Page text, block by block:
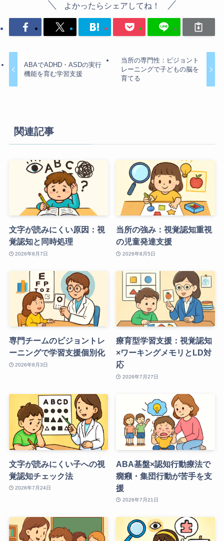
よかったらシェアしてね！
ABAでADHD・ASDの実行
機能を育む学習支援
当所の専門性：ビジョント
レーニングで子どもの脳を
育てる
関連記事
文字が読みにくい原因：視
覚認知と同時処理
2026年8月7日
当所の強み：視覚認知重視
の児童発達支援
2026年8月5日
専門チームのビジョントレ
ーニングで学習支援個別化
2026年8月3日
療育型学習支援：視覚認知
×ワーキングメモリとLD対
応
2026年7月27日
文字が読みにくい子への視
覚認知チェック法
2026年7月24日
ABA基盤×認知行動療法で
癇癪・集団行動が苦手を支
援
2026年7月21日